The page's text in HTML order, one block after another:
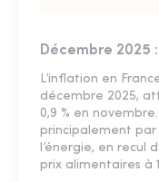
Décembre 2025
L’inflation en
décembre 2025,
0,9 % en
principalement
l’énergie, en recul
prix alimentaires à